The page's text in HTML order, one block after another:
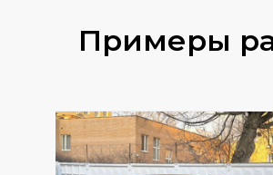
Примеры